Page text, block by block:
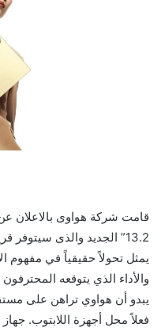
13.2” الجديد والذى
يمثل تحولاً حقيقياً في مفهوم
والأداء الذي يتوقعه
يبدو أن هواوي تراهن على